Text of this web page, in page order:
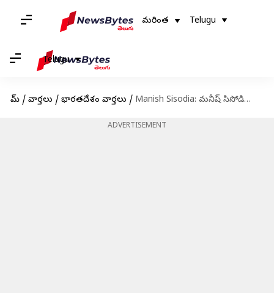
మరింత Telugu
Telugu
హోమ్ / వార్తలు / భారతదేశం వార్తలు / Manish Sisodia: మనీష్ సిసోడియాకి స్వల్ప ఊరట.. మధ్యంతర బెయిల్ మంజూరు
ADVERTISEMENT